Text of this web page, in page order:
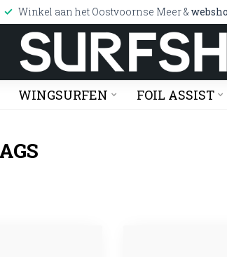
Winkel aan het Oostvoornse Meer &
WINGSURFEN FOIL ASSIST